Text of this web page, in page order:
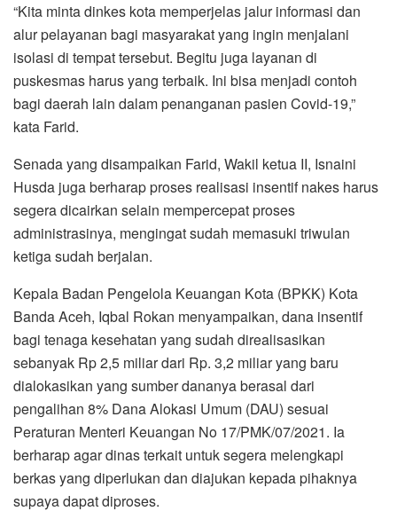
“Kita minta dinkes kota memperjelas jalur informasi dan
alur pelayanan bagi masyarakat yang ingin menjalani
isolasi di tempat tersebut. Begitu juga layanan di
puskesmas harus yang terbaik. Ini bisa menjadi contoh
bagi daerah lain dalam penanganan pasien Covid-19,”
kata Farid.
Senada yang disampaikan Farid, Wakil ketua II, Isnaini
Husda juga berharap proses realisasi insentif nakes harus
segera dicairkan selain mempercepat proses
administrasinya, mengingat sudah memasuki triwulan
ketiga sudah berjalan.
Kepala Badan Pengelola Keuangan Kota (BPKK) Kota
Banda Aceh, Iqbal Rokan menyampaikan, dana insentif
bagi tenaga kesehatan yang sudah direalisasikan
sebanyak Rp 2,5 miliar dari Rp. 3,2 miliar yang baru
dialokasikan yang sumber dananya berasal dari
pengalihan 8% Dana Alokasi Umum (DAU) sesuai
Peraturan Menteri Keuangan No 17/PMK/07/2021. Ia
berharap agar dinas terkait untuk segera melengkapi
berkas yang diperlukan dan diajukan kepada pihaknya
supaya dapat diproses.